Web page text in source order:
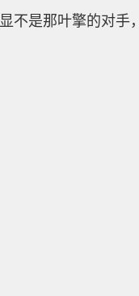
不是那叶擎的对